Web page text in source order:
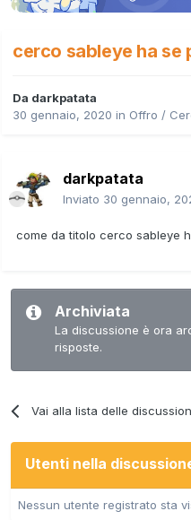
cerco sableye ha se
Da darkpatata
30 gennaio, 2020 in Offro /
darkpatata
Inviato 30 gennaio,
come da titolo cerco sableye
Archiviata
La discussione è ora
risposte.
Vai alla lista delle
Utenti nella
Nessun utente registrato sta